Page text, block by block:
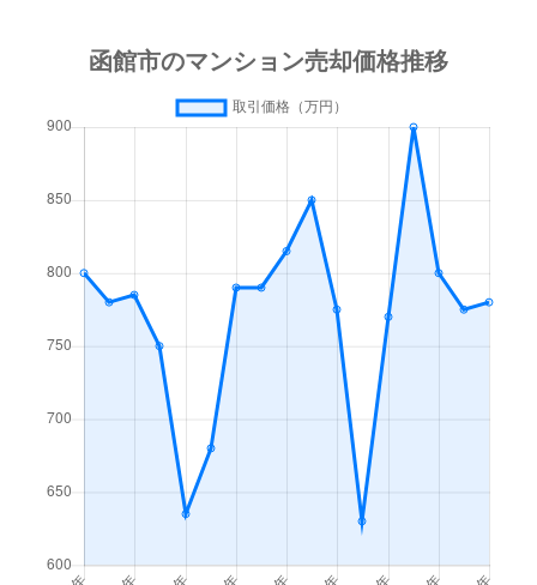
五稜郭公園前
3,500万円 函館
湯川町
函館
湯川町
函館
1,700万円 湯の川
530万円 湯の川
520万円 湯の川
湯川町
1,300万円
湯川町
790万円 湯の川 徒歩6